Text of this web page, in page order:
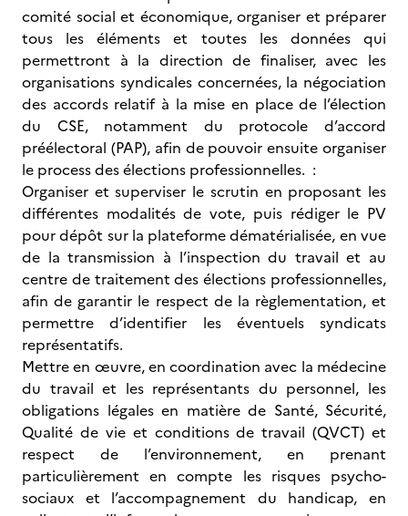
comité social et économique, organiser et préparer
tous les éléments et toutes les données qui
permettront à la direction de finaliser, avec les
organisations syndicales concernées, la négociation
des accords relatif à la mise en place de l’élection
du CSE, notamment du protocole d’accord
préélectoral (PAP), afin de pouvoir ensuite organiser
le process des élections professionnelles. :
Organiser et superviser le scrutin en proposant les
différentes modalités de vote, puis rédiger le PV
pour dépôt sur la plateforme dématérialisée, en vue
de la transmission à l’inspection du travail et au
centre de traitement des élections professionnelles,
afin de garantir le respect de la règlementation, et
permettre d’identifier les éventuels syndicats
représentatifs.
Mettre en œuvre, en coordination avec la médecine
du travail et les représentants du personnel, les
obligations légales en matière de Santé, Sécurité,
Qualité de vie et conditions de travail (QVCT) et
respect de l’environnement, en prenant
particulièrement en compte les risques psycho-
sociaux et l’accompagnement du handicap, en